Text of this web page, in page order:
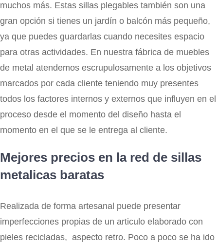
muchos más. Estas sillas plegables también son una
gran opción si tienes un jardín o balcón más pequeño,
ya que puedes guardarlas cuando necesites espacio
para otras actividades. En nuestra fábrica de muebles
de metal atendemos escrupulosamente a los objetivos
marcados por cada cliente teniendo muy presentes
todos los factores internos y externos que influyen en el
proceso desde el momento del diseño hasta el
momento en el que se le entrega al cliente.
Mejores precios en la red de sillas
metalicas baratas
Realizada de forma artesanal puede presentar
imperfecciones propias de un articulo elaborado con
pieles recicladas, aspecto retro. Poco a poco se ha ido